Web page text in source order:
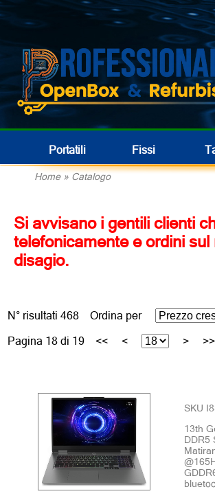
Portatili Fissi
Home» Catalogo
Si avvisano i gentili clienti
telefonicamente e ordini
disagio.
N° risultati 468 Ordina per
Pagina 18 di 19 << < > >>
SKU
13th
DDR5